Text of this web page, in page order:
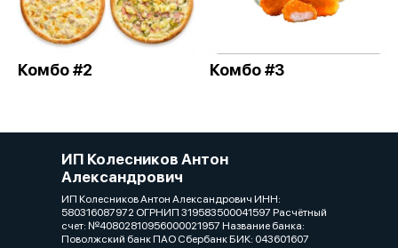
Комбо #2 Комбо #3
ИП Колесников Антон
Александрович
ИП Колесников Антон Александрович ИНН:
580316087972 ОГРНИП 319583500041597 Расчётный
счет: №40802810956000021957 Название банка:
Поволжский банк ПАО Сбербанк БИК: 043601607